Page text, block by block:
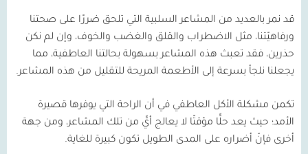
قد نمر بالعديد من المشاعر السلبية التي تلحق ضررًا على صحتنا
ورفاهيّتنا، مثل الاضطراب والقلق والغضب والخوف، وإن لم نكن
حذرين، فقد تعبث هذه المشاعر بسهولة بحالتنا العاطفية، مما
يجعلنا نلجأ بسرعة إلى الأطعمة المريحة للتقليل من هذه المشاعر.
تكمن مشكلة الأكل العاطفي في أن الراحة التي يوفرها قصيرة
الأمد؛ حيث يعد حلًّا مؤقتًا لا يعالج أيًّ من تلك المشاعر، ومن جهة
أخرى فإنّ أضراره على المدى الطويل تكون كبيرة للغاية.